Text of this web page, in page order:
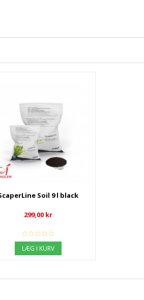
Soil 9 l black
299,00 kr
LÆG I KURV